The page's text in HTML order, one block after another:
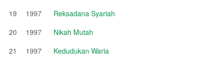
19
1997
Reksadana Syariah
20
1997
Nikah Mutah
21
1997
Kedudukan Waria